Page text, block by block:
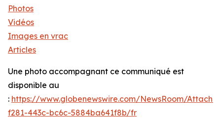
Photos
Vidéos
Images en vrac
Articles
Une photo accompagnant ce communiqué est
disponible au
: https://www.globenewswire.com/NewsRoom/
f281-443c-bc6c-5884ba641f8b/fr